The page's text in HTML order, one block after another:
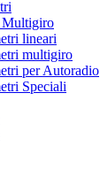
lineari
multigiro
per Autoradio
Speciali